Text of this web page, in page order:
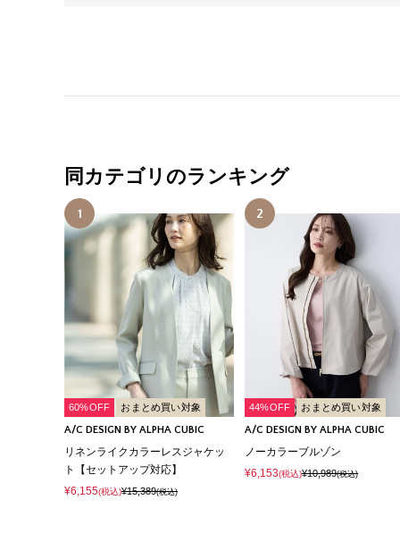
同カテゴリのランキング
1
60%OFF おまとめ買い対象
A/C DESIGN BY ALPHA CUBIC
リネンライクカラーレスジャケッ
ト【セットアップ対応】
¥6,155(税込)¥15,389(税込)
2
44%OFF おまとめ買い対象
A/C DESIGN BY ALPHA CUBIC
ノーカラーブルゾン
¥6,153(税込)¥10,989(税込)